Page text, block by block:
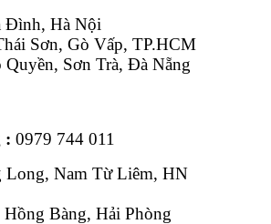
- Ba Đình, Hà Nội
Sơn, Gò Vấp, TP.HCM
Sơn Trà, Đà Nẵng
: 0979 744 011
Long, Nam Từ Liêm, HN
Bàng, Hải Phòng